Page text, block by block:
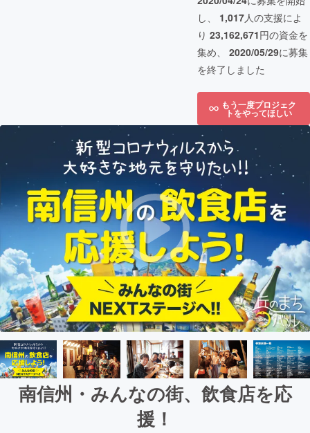
し、 1,017人の支援によ
り 23,162,671円の資金を
集め、 2020/05/29に募集
を終了しました
もう一度プロジェク
トをやってほしい
南信州・みんなの街、飲食店を応
援！